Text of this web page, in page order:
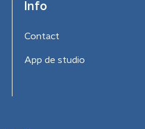
Info
Contact
App de studio